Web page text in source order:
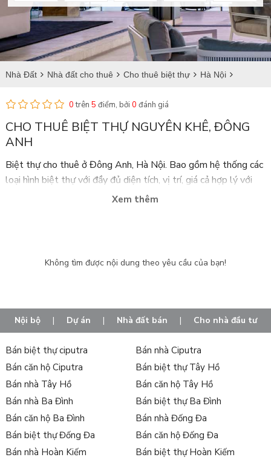
Nhà Đất Nhà đất cho thuê Cho thuê biệt thự Hà Nội
Đông Anh Cho thuê biệt thự tại Nguyên Khê
0trên 5 điểm, bởi 0 đánh giá
CHO THUÊ BIỆT THỰ NGUYÊN KHÊ, ĐÔNG
ANH
Biệt thự cho thuê ở Đông Anh, Hà Nội. Bao gồm hệ thống các
loại hình biệt thự với đầy đủ diện tích, vị trí, giá cả hợp lý với
nội thất tiện nghi, sang trọng đáp ứng nhu cầu cho hộ gia đình,
chúng tôi sẽ cập nhật đầy đủ chi tiết nhất.
sản. Bạn chỉ cần cung cấp thông tin, nhu cầu cần thiết, đội ngũ
chuyên viên sẽ liên hệ và hỗ trợ cho bạn. Hotline tiếp nhận
Xem thêm
Không tìm được nội dung theo yêu cầu của bạn!
Nội bộ | Dự án | Nhà đất bán | Cho nhà đầu tư
Bán biệt thự ciputra
Bán nhà Ciputra
Bán căn hộ Ciputra
Bán biệt thự Tây Hồ
Bán nhà Tây Hồ
Bán căn hộ Tây Hồ
Bán nhà Ba Đình
Bán biệt thự Ba Đình
Bán căn hộ Ba Đình
Bán nhà Đống Đa
Bán biệt thự Đống Đa
Bán căn hộ Đống Đa
Bán nhà Hoàn Kiếm
Bán biệt thự Hoàn Kiếm